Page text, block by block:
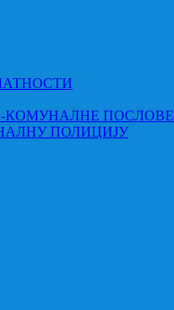
КОМУНАЛНЕ ПОСЛОВЕ
ПОЛИЦИЈУ